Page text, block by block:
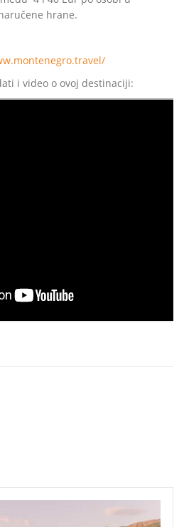
hrane.
i video o ovoj destinaciji: